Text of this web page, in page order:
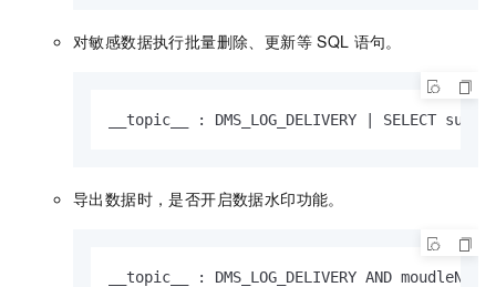
对敏感数据执行批量删除、更新等 SQL 语句。
__topic__ : DMS_LOG_DELIVERY | SELECT
导出数据时，是否开启数据水印功能。
__topic__ : DMS_LOG_DELIVERY AND